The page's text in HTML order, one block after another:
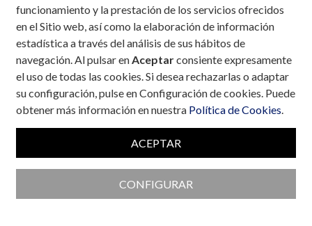
funcionamiento y la prestación de los servicios ofrecidos
en el Sitio web, así como la elaboración de información
estadística a través del análisis de sus hábitos de
navegación. Al pulsar enAceptarconsiente expresamente
el uso de todas las cookies. Si desea rechazarlas o adaptar
su configuración, pulse en Configuración de cookies. Puede
obtener más información en nuestra Política de Cookies.
ACEPTAR
CONFIGURAR
Colaboran con la Fundación